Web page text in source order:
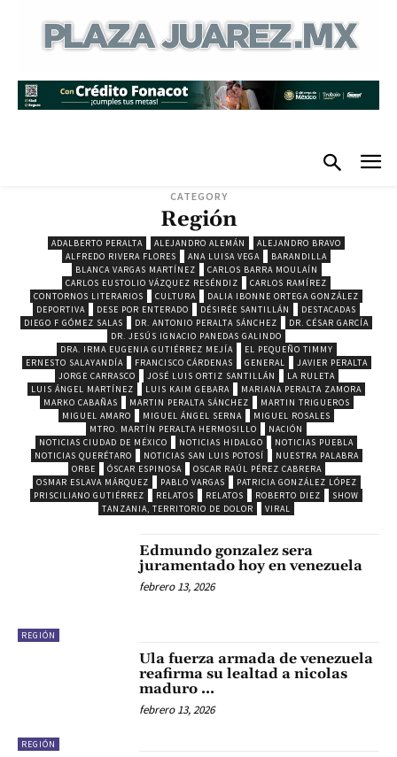
CATEGORY
Región
ADALBERTO PERALTA ALEJANDRO ALEMÁN
ALEJANDRO BRAVO
ALFREDO RIVERA FLORES
ANA LUISA VEGA
BARANDILLA
BLANCA VARGAS MARTÍNEZ
CARLOS BARRA MOULAÍN
CARLOS EUSTOLIO VÁZQUEZ RESÉNDIZ
CARLOS RAMÍREZ
CONTORNOS LITERARIOS
CULTURA
DALIA IBONNE ORTEGA GONZÁLEZ
DEPORTIVA
DESE POR ENTERADO DÉSIRÉE SANTILLÁN
DESTACADAS
DIEGO F GÓMEZ SALAS
DR. ANTONIO PERALTA SÁNCHEZ
DR. CÉSAR GARCÍA
DR. JESÚS IGNACIO PANEDAS GALINDO
DRA. IRMA EUGENIA GUTIÉRREZ MEJÍA
EL PEQUEÑO TIMMY
ERNESTO SALAYANDÍA
FRANCISCO CÁRDENAS GENERAL
JAVIER PERALTA
JORGE CARRASCO
JOSÉ LUIS ORTIZ SANTILLÁN
LA RULETA
LUIS ÁNGEL MARTÍNEZ
LUIS KAIM GEBARA
MARIANA PERALTA ZAMORA
MARKO CABAÑAS
MARTIN PERALTA SÁNCHEZ
MARTIN TRIGUEROS
MIGUEL AMARO
MIGUEL ÁNGEL SERNA
MIGUEL ROSALES
MTRO. MARTÍN PERALTA HERMOSILLO
NACIÓN
NOTICIAS CIUDAD DE MÉXICO
NOTICIAS HIDALGO
NOTICIAS PUEBLA
NOTICIAS QUERÉTARO
NOTICIAS SAN LUIS POTOSÍ
NUESTRA PALABRA
ORBE
ÓSCAR ESPINOSA
OSCAR RAÚL PÉREZ CABRERA
OSMAR ESLAVA MÁRQUEZ
PABLO VARGAS
PATRICIA GONZÁLEZ LÓPEZ
PRISCILIANO GUTIÉRREZ
RELATOS RELATOS ROBERTO DIEZ
SHOW
TANZANIA, TERRITORIO DE DOLOR
VIRAL
REGIÓN
Edmundo gonzalez sera
juramentado hoy en venezuela
febrero 13, 2026
REGIÓN
Ula fuerza armada de venezuela
reafirma su lealtad a nicolas
maduro …
febrero 13, 2026